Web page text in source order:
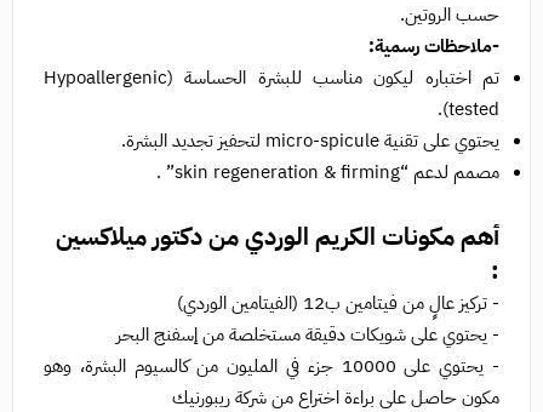
حسب الروتين.
-ملاحظات رسمية:
تم اختباره ليكون مناسب للبشرة الحساسة (Hypoallergenic
tested).
يحتوي على تقنية micro-spicule لتحفيز تجديد البشرة.
مصمم لدعم “skin regeneration & firming” .
أهم مكونات الكريم الوردي من دكتور ميلاكسين
:
- تركيز عالٍ من فيتامين ب12 (الفيتامين الوردي)
- يحتوي على شويكات دقيقة مستخلصة من إسفنج البحر
- يحتوي على 10000 جزء في المليون من كالسيوم البشرة، وهو
مكون حاصل على براءة اختراع من شركة ريبورنيك